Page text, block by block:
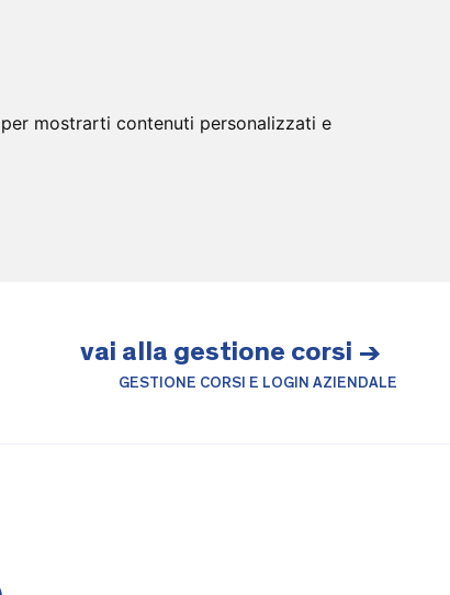
mostrarti contenuti personalizzati e
vai alla gestione corsi →
GESTIONE CORSI E LOGIN AZIENDALE